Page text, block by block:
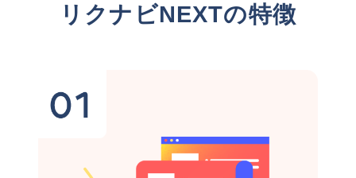
リクナビNEXTの特徴